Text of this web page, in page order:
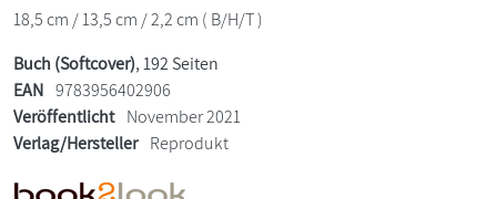
18,5 cm / 13,5 cm / 2,2 cm ( B/H/T )
Buch (Softcover), 192 Seiten
EAN 9783956402906
Veröffentlicht November 2021
Verlag/Hersteller Reprodukt